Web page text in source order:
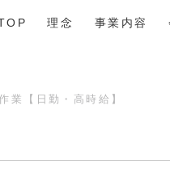
理念 事業内容
業【日勤・高時給】